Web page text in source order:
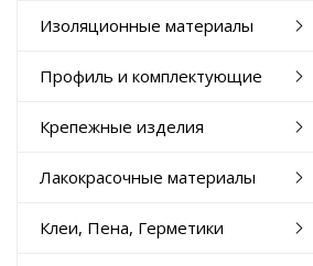
Изоляционные материалы
Профиль и комплектующие
Крепежные изделия
Лакокрасочные материалы
Клеи, Пена, Герметики